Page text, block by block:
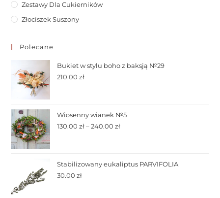
Zestawy Dla Cukierników
Złociszek Suszony
Polecane
Bukiet w stylu boho z baksją №29
210.00zł
Wiosenny wianek №5
130.00zł – 240.00zł
Stabilizowany eukaliptus PARVIFOLIA
30.00zł